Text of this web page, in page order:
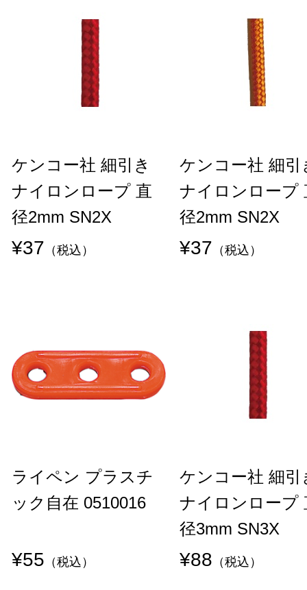
ケンコー社 細引き
ナイロンロープ 直
径2mm SN2X
¥37 （税込）
ケンコー社 細引
ナイロンロープ
径2mm SN2X
¥37 （税込）
ライペン プラスチ
ック自在 0510016
¥55 （税込）
ケンコー社 細引
ナイロンロープ
径3mm SN3X
¥88 （税込）